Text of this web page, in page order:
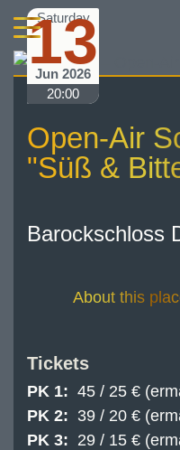
Saturday
13
Jun 2026
20:00
Open-Air
"Süß &
Barockschloss
About this
Tickets
PK 1: 45 / 25 €
PK 2: 39 / 20 €
PK 3: 29 / 15 €